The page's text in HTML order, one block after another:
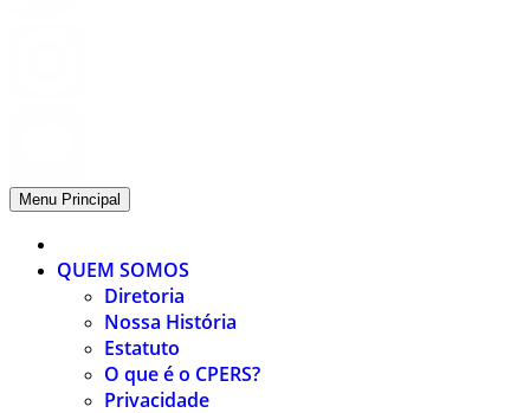
Menu Principal
QUEM SOMOS
Diretoria
Nossa História
Estatuto
O que é o CPERS?
Privacidade